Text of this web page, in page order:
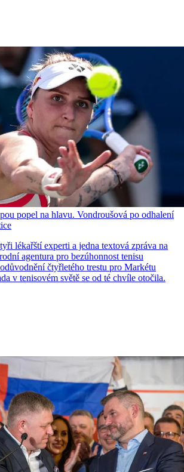
popel na hlavu. Vondroušová po odhalení
lékařští experti a jedna textová zpráva na
agentura pro bezúhonnost tenisu
čtyřletého trestu pro Markétu
v tenisovém světě se od té chvíle otočila.